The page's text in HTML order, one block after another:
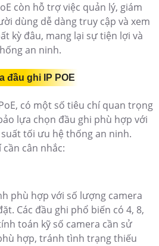
còn hỗ trợ việc quản lý, giám
dùng dễ dàng truy cập và xem
kỳ đâu, mang lại sự tiện lợi và
an ninh.
đầu ghi IP POE
có một số tiêu chí quan trọng
lựa chọn đầu ghi phù hợp với
tối ưu hệ thống an ninh.
cân nhắc:
phù hợp với số lượng camera
Các đầu ghi phổ biến có 4, 8,
toán kỹ số camera cần sử
hợp, tránh tình trạng thiếu